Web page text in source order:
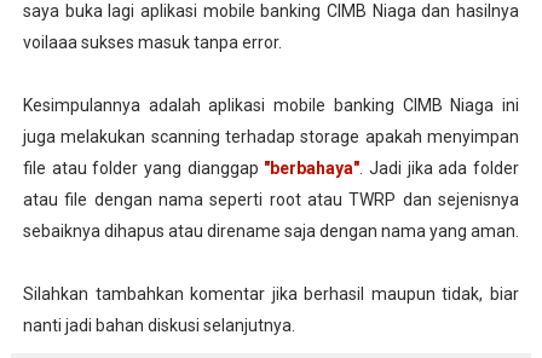
saya buka lagi aplikasi mobile banking CIMB Niaga dan hasilnya
voilaaa sukses masuk tanpa error.
Kesimpulannya adalah aplikasi mobile banking CIMB Niaga ini
juga melakukan scanning terhadap storage apakah menyimpan
file atau folder yang dianggap "berbahaya" . Jadi jika ada folder
atau file dengan nama seperti root atau TWRP dan sejenisnya
sebaiknya dihapus atau direname saja dengan nama yang aman.
Silahkan tambahkan komentar jika berhasil maupun tidak, biar
nanti jadi bahan diskusi selanjutnya.